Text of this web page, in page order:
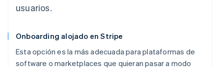
usuarios.
Onboarding alojado en Stripe
Esta opción es la más adecuada para plataformas de
software o marketplaces que quieran pasar a modo